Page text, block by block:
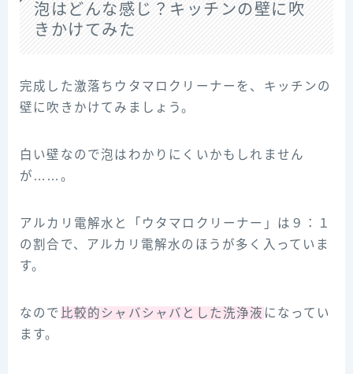
泡はどんな感じ？キッチンの壁に吹
きかけてみた
完成した激落ちウタマロクリーナーを、キッチンの
壁に吹きかけてみましょう。
白い壁なので泡はわかりにくいかもしれません
が……。
アルカリ電解水と「ウタマロクリーナー」は９：１
の割合で、アルカリ電解水のほうが多く入っていま
す。
なので 比較的シャバシャバとした洗浄液 になってい
ます。